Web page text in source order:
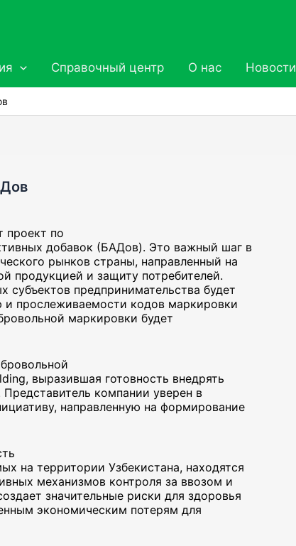
Справочный центр О нас Новости
проект по
добавок (БАДов). Это важный шаг в
рынков страны, направленный на
продукцией и защиту потребителей.
субъектов предпринимательства будет
и прослеживаемости кодов маркировки
маркировки будет
выразившая готовность внедрять
компании уверен в
направленную на формирование
на территории Узбекистана, находятся
механизмов контроля за ввозом и
значительные риски для здоровья
экономическим потерям для